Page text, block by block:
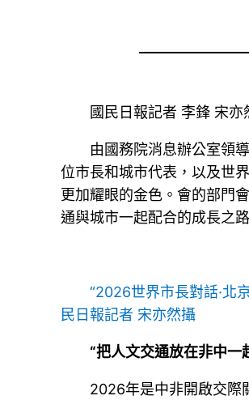
國民日報記者 李鋒 宋亦
由國務院消息辦公室領
位市長和城市代表，以及世
更加耀眼的金色。會的部門
通與城市一起配合的成長之路
“2026世界市長對話·北
民日報記者 宋亦然攝
“把人文交通放在非中一
2026年是中非開啟交際